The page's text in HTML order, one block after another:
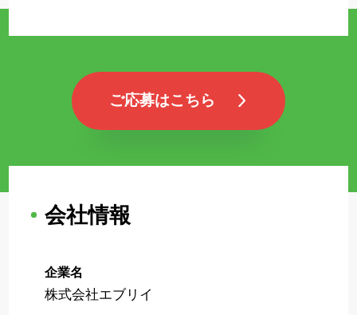
ご応募はこちら
会社情報
企業名
株式会社エブリイ